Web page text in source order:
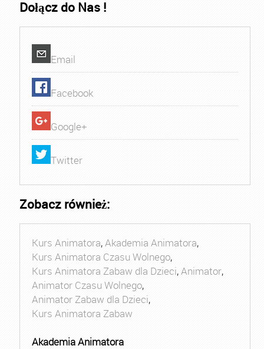
Dołącz do Nas !
Email
Facebook
Google+
Twitter
Zobacz również:
Kurs Animatora,Akademia Animatora,
Kurs Animatora Czasu Wolnego,
Kurs Animatora Zabaw dla Dzieci,Animator,
Animator Czasu Wolnego,
Animator Zabaw dla Dzieci,
Kurs Animatora Zabaw
Akademia Animatora